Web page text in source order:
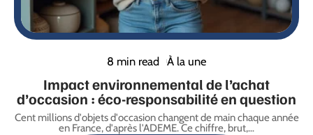
8 min read À la une
Impact environnemental de l’achat
d’occasion : éco-responsabilité en question
Cent millions d'objets d'occasion changent de main chaque année
en France, d'après l'ADEME. Ce chiffre, brut,…